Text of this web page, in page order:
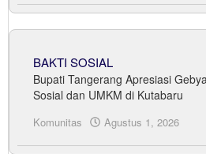
BAKTI SOSIAL
Bupati Tangerang Apresiasi
Sosial dan UMKM di Kutabaru
Komunitas Agustus 1, 2026